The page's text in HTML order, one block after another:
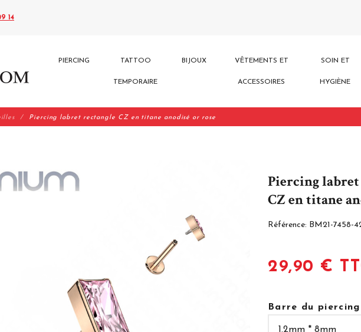
14
PIERCING TATTOO
TEMPORAIRE
BIJOUX VÊTEMENTS ET
ACCESSOIRES
SOIN ET
HYGIÈNE
Piercing labret rectangle CZ en titane anodisé or rose
Piercing
CZ en titane
Référence: BM21-7458-
29,90 €
Barre du piercing